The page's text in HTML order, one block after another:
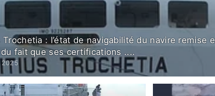
: l’état de navigabilité du navire remise
fait que ses certifications ....
2025